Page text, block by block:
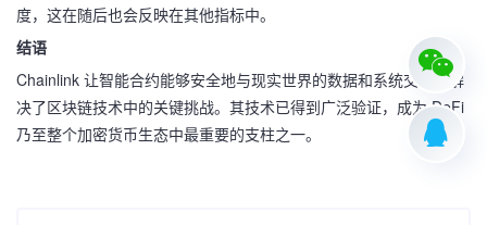
度，这在随后也会反映在其他指标中。
结语
Chainlink 让智能合约能够安全地与现实世界的数据和系统交互，解
决了区块链技术中的关键挑战。其技术已得到广泛验证，成为 DeFi
乃至整个加密货币生态中最重要的支柱之一。